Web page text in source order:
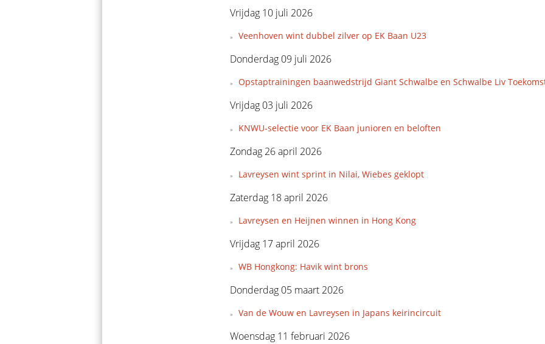
Vrijdag 10 juli 2026
Veenhoven wint dubbel zilver op EK Baan U23
Donderdag 09 juli 2026
Opstaptrainingen baanwedstrijd Giant Schwalbe en Schwalbe Liv
Vrijdag 03 juli 2026
KNWU-selectie voor EK Baan junioren en beloften
Zondag 26 april 2026
Lavreysen wint sprint in Nilai, Wiebes geklopt
Zaterdag 18 april 2026
Lavreysen en Heijnen winnen in Hong Kong
Vrijdag 17 april 2026
WB Hongkong: Havik wint brons
Donderdag 05 maart 2026
Van de Wouw en Lavreysen in Japans keirincircuit
Woensdag 11 februari 2026